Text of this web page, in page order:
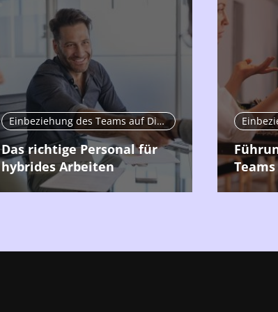
Einbeziehung des Teams auf Distanz
Das richtige Personal für
hybrides Arbeiten
Teams